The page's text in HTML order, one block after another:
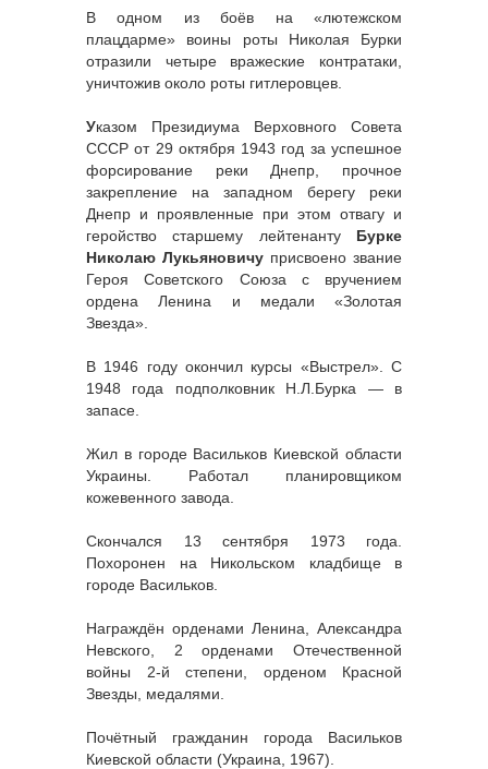
В одном из боёв на «лютежском
плацдарме» воины роты Николая Бурки
отразили четыре вражеские контратаки,
уничтожив около роты гитлеровцев.
Указом Президиума Верховного Совета
СССР от 29 октября 1943 год за успешное
форсирование реки Днепр, прочное
закрепление на западном берегу реки
Днепр и проявленные при этом отвагу и
геройство старшему лейтенанту Бурке
Николаю Лукьяновичу присвоено звание
Героя Советского Союза с вручением
ордена Ленина и медали «Золотая
Звезда».
В 1946 году окончил курсы «Выстрел». С
1948 года подполковник Н.Л.Бурка — в
запасе.
Жил в городе Васильков Киевской области
Украины. Работал планировщиком
кожевенного завода.
Скончался 13 сентября 1973 года.
Похоронен на Никольском кладбище в
городе Васильков.
Награждён орденами Ленина, Александра
Невского, 2 орденами Отечественной
войны 2-й степени, орденом Красной
Звезды, медалями.
Почётный гражданин города Васильков
Киевской области (Украина, 1967).